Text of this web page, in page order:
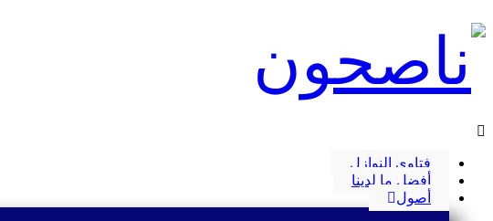
فتاوى النوازل
أفضل ما لدينا
أصول